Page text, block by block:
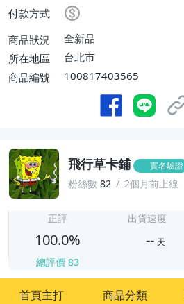
付款方式
商品狀況
全新品
所在地區
台北市
商品編號
100817403565
飛行草卡鋪 實名驗證
粉絲數 82 2個月前上線
正評
100.0%
總評價 83
出貨速度
-- 天
首頁主打 商品分類